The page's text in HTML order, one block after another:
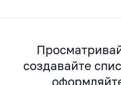
создавайте